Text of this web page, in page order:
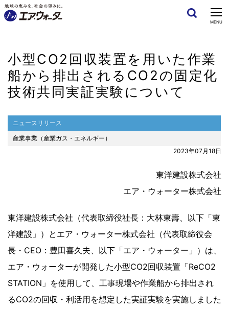
CLOSE
MENU
小型CO2回収装置を用いた作業
船から排出されるCO2の固定化
技術共同実証実験について
ニュースリリース
産業事業（産業ガス・エネルギー）
2023年07月18日
東洋建設株式会社
エア・ウォーター株式会社
東洋建設株式会社（代表取締役社長：大林東壽、以下「東
洋建設」）とエア・ウォーター株式会社（代表取締役会
長・CEO：豊田喜久夫、以下「エア・ウォーター」）は、
エア・ウォーターが開発した小型CO2回収装置「ReCO2
STATION」を使用して、工事現場や作業船から排出され
るCO2の回収・利活用を想定した実証実験を実施しました